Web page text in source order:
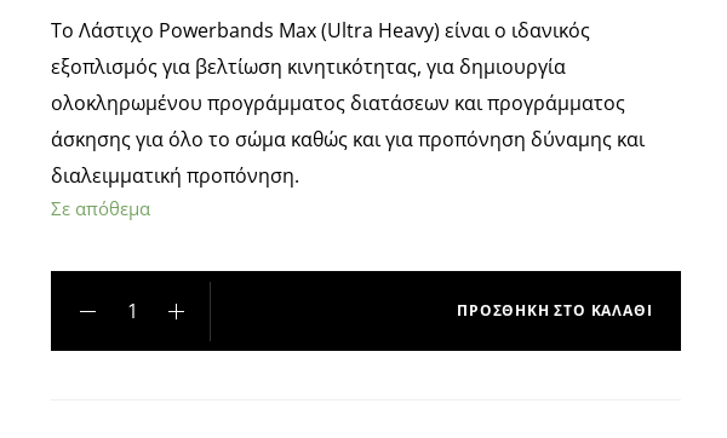
Tο Λάστιχο Powerbands Max (Ultra Heavy) είναι ο ιδανικός
εξοπλισμός για βελτίωση κινητικότητας, για δημιουργία
ολοκληρωμένου προγράμματος διατάσεων και προγράμματος
άσκησης για όλο το σώμα καθώς και για προπόνηση δύναμης και
διαλειμματική προπόνηση.
Σε απόθεμα
ΠΡΟΣΘΉΚΗ ΣΤΟ ΚΑΛΆΘΙ